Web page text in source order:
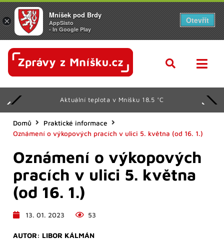
Aktuální teplota v Mníšku 18.5 °C
Domů
Praktické informace
Oznámení o výkopových pracích v ulici 5. května (od 16. 1.)
Oznámení o výkopových
pracích v ulici 5. května
(od 16. 1.)
13. 01. 2023 53
AUTOR: LIBOR KÁLMÁN
×
Mníšek pod Brdy
AppSisto
- In Google Play
Otevřít